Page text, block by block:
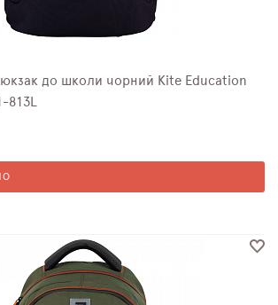
до школи чорний Kite Education
813L